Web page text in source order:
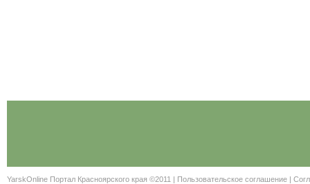
YarskOnline Портал Красноярского края ©2011 | Пользовательское соглашение |